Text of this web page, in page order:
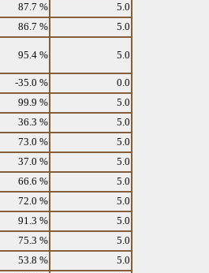
87.7 %
5.0
86.7 %
5.0
95.4 % 5.0
-35.0 %
0.0
99.9 %
5.0
36.3 %
5.0
73.0 %
5.0
37.0 %
5.0
66.6 %
5.0
72.0 %
5.0
91.3 %
5.0
75.3 %
5.0
53.8 %
5.0